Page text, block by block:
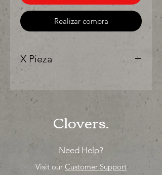
Realizar compra
X Pieza
solo los mejores precios para tu
tienda o proyecto" venta por
Clovers.
Need Help?
Visit our Customer Support